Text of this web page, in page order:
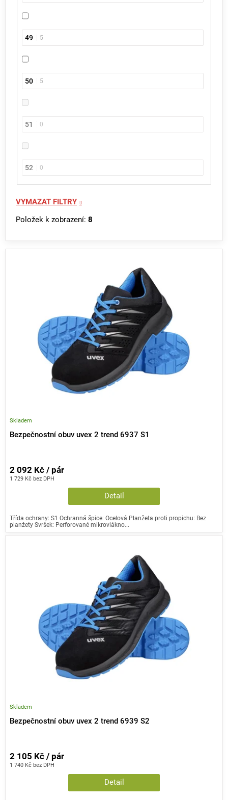
49 5
50 5
51 0
52 0
VYMAZAT FILTRY
Položek k zobrazení: 8
Bezpečnostní obuv uvex 2 trend 6937 S1
Skladem
1 729 Kč bez DPH
2 092 Kč / pár
Detail
Třída ochrany: S1 Ochranná špice: Ocelová Planžeta proti propichu: Bez
planžety Svršek: Perforované mikrovlákno...
Bezpečnostní obuv uvex 2 trend 6939 S2
Skladem
1 740 Kč bez DPH
2 105 Kč / pár
Detail